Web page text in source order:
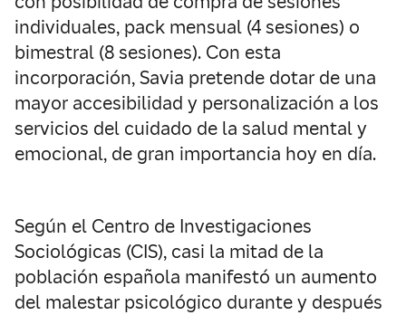
individuales, pack mensual (4 sesiones) o
bimestral (8 sesiones). Con esta
incorporación, Savia pretende dotar de una
mayor accesibilidad y personalización a los
servicios del cuidado de la salud mental y
emocional, de gran importancia hoy en día.
Según el Centro de Investigaciones
Sociológicas (CIS), casi la mitad de la
población española manifestó un aumento
del malestar psicológico durante y después